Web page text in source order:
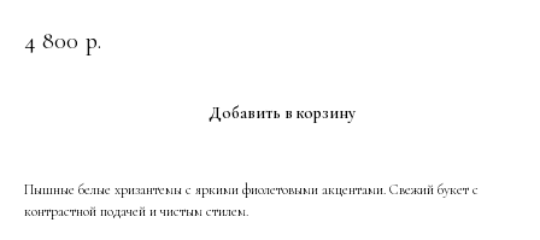
4 800 р.
Добавить в корзину
Пышные белые хризантемы с яркими фиолетовыми акцентами. Свежий букет с
контрастной подачей и чистым стилем.